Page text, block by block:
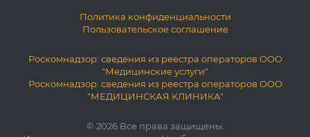
Политика конфиденциальности
Пользовательское соглашение
Роскомнадзор: сведения из реестра операторов ООО
"Медицинские услуги"
Роскомнадзор: сведения из реестра операторов ООО
"МЕДИЦИНСКАЯ КЛИНИКА"
© 2026 Все права защищены.